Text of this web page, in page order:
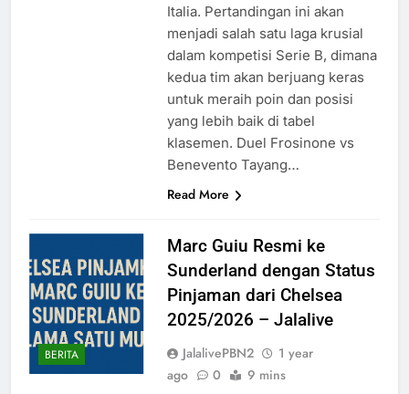
Italia. Pertandingan ini akan
menjadi salah satu laga krusial
dalam kompetisi Serie B, dimana
kedua tim akan berjuang keras
untuk meraih poin dan posisi
yang lebih baik di tabel
klasemen. Duel Frosinone vs
Benevento Tayang…
Read More
BERITA
Marc Guiu Resmi ke
Sunderland dengan Status
Pinjaman dari Chelsea
2025/2026 – Jalalive
JalalivePBN2
1 year
ago
0 9 mins